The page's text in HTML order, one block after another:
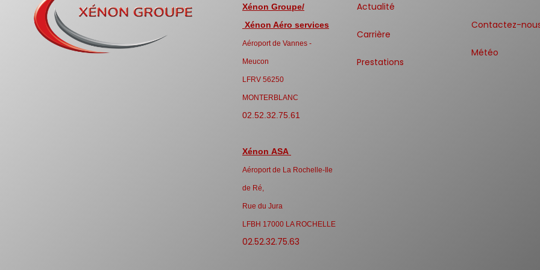
Xénon Groupe/
Xénon Aéro services
Aéroport de Vannes -
Meucon
LFRV 56250
MONTERBLANC
02.52.32.75.61
Xénon ASA
Aéroport de La Rochelle-Ile
de Ré,
Rue du Jura
LFBH 17000 LA ROCHELLE
02.52.32.75.63
Actualité
Carrière
Prestations
Contactez-
Météo